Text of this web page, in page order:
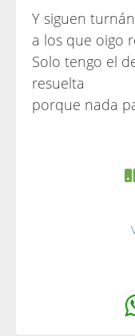
Y siguen
a los que oigo
Solo tengo el
resuelta
porque nada